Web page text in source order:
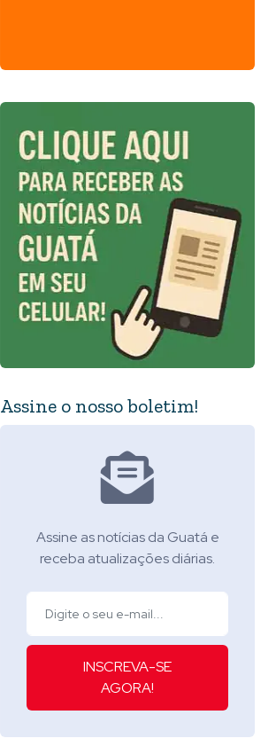
Assine o nosso boletim!
Assine as notícias da Guatá e
receba atualizações diárias.
INSCREVA-SE
AGORA!